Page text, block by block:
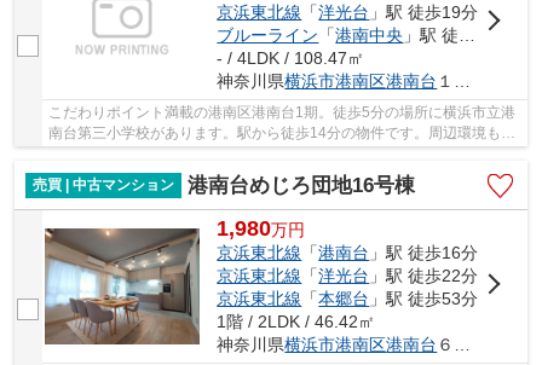
京浜東北線 「洋光台 」駅 徒歩19分
ブルーライン 「港南中央 」駅 徒歩37分
- / 4LDK / 108.47㎡
神奈川県横浜市港南区港南台 １丁目29-21
こだわりポイント満載の港南区港南台1期。徒歩5分の場所に横浜市立港
南台第三小学校があります。駅から徒歩14分の物件です。周辺環境も良
好で、魅力的な住環境のある、令和8年6月築の...
売買 | 中古マンション
港南台めじろ団地16号棟
1,980万円
京浜東北線 「港南台 」駅 徒歩16分
京浜東北線 「洋光台 」駅 徒歩22分
京浜東北線 「本郷台 」駅 徒歩53分
1階 / 2LDK / 46.42㎡
神奈川県横浜市港南区港南台 ６丁目1-16